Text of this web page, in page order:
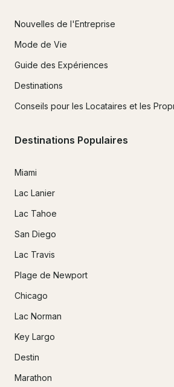
Nouvelles de l'Entreprise
Mode de Vie
Guide des Expériences
Destinations
Conseils pour les Locataires et les
Destinations Populaires
Miami
Lac Lanier
Lac Tahoe
San Diego
Lac Travis
Plage de Newport
Chicago
Lac Norman
Key Largo
Destin
Marathon